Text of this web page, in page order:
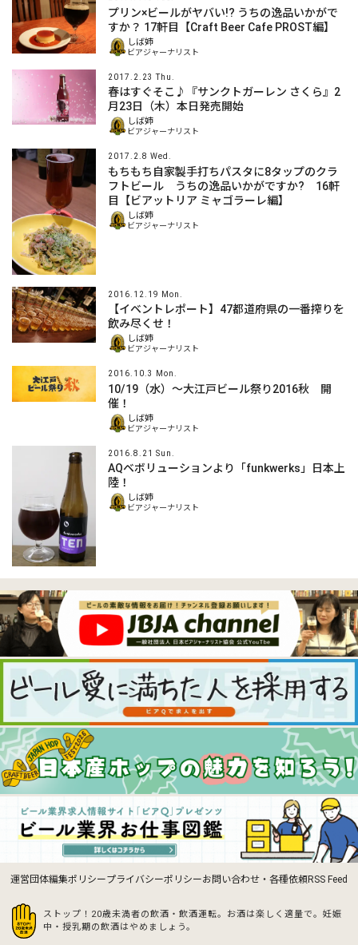
プリン×ビールがヤバい!? うちの逸品いかがで
すか？ 17軒目【Craft Beer Cafe PROST編】
しば姉
ビアジャーナリスト
2017.2.23 Thu.
春はすぐそこ♪『サンクトガーレン さくら』2
月23日（木）本日発売開始
しば姉
ビアジャーナリスト
2017.2.8 Wed.
もちもち自家製手打ちパスタに8タップのクラ
フトビール うちの逸品いかがですか? 16軒
目【ビアットリア ミャゴラーレ編】
しば姉
ビアジャーナリスト
2016.12.19 Mon.
【イベントレポート】47都道府県の一番搾りを
飲み尽くせ！
しば姉
ビアジャーナリスト
2016.10.3 Mon.
10/19（水）～大江戸ビール祭り2016秋 開
催！
しば姉
ビアジャーナリスト
2016.8.21 Sun.
AQベボリューションより「funkwerks」日本上
陸！
しば姉
ビアジャーナリスト
運営団体編集ポリシープライバシーポリシーお問い合わせ・各種依頼RSS Feed
ストップ！20歳未満者の飲酒・飲酒運転。お酒は楽しく適量で。 妊娠
中・授乳期の飲酒はやめましょう。